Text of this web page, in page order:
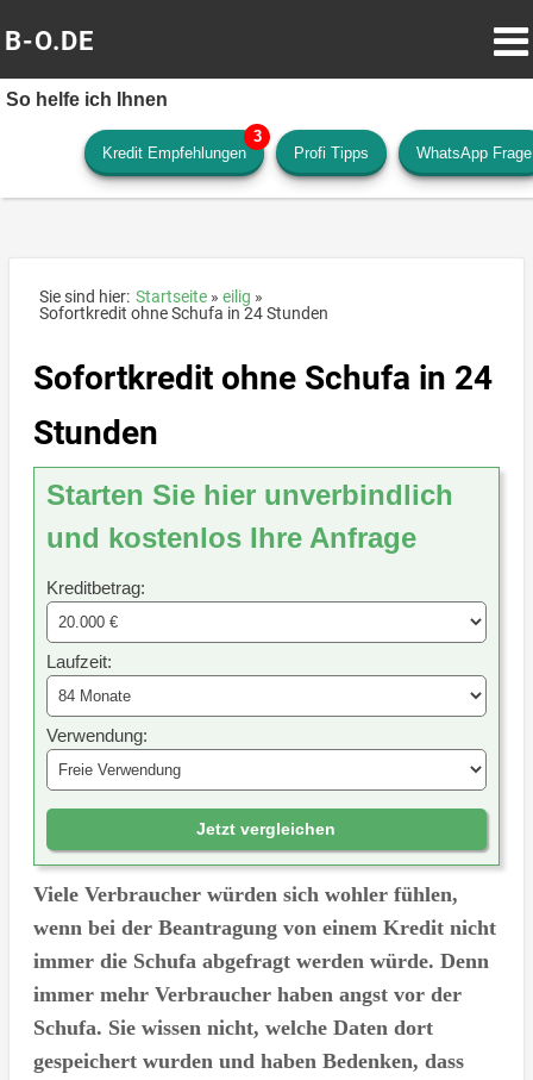
B-O.DE
So helfe ich Ihnen
Kredit Empfehlungen Profi Tipps WhatsApp Frage
Sie sind hier: Startseite
eilig
Sofortkredit ohne Schufa in 24 Stunden
Sofortkredit ohne Schufa in 24
Stunden
Starten Sie hier unverbindlich
und kostenlos Ihre Anfrage
Kreditbetrag:
Laufzeit:
Verwendung:
Jetzt vergleichen
Viele Verbraucher würden sich wohler fühlen,
wenn bei der Beantragung von einem Kredit nicht
immer die Schufa abgefragt werden würde. Denn
immer mehr Verbraucher haben angst vor der
Schufa. Sie wissen nicht, welche Daten dort
gespeichert wurden und haben Bedenken, dass